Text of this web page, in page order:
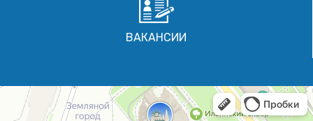
ВАКАНСИИ